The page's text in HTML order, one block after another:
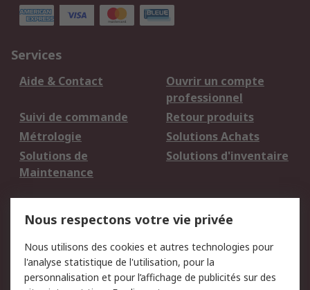
Services
Aide & Contact
Ouvrir un compte
professionnel
Suivi de commande
Retour produits
Métrologie
Solutions Achats
Solutions de
Maintenance
Solutions d'inventaire
du site
Politique de protection
des données - Mise à
Sécurité des E-mails
Nous respectons votre vie privée
Nous utilisons des cookies et autres technologies pour
l'analyse statistique de l'utilisation, pour la
personnalisation et pour l’affichage de publicités sur des